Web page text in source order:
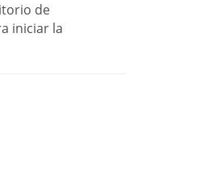
de
iniciar la